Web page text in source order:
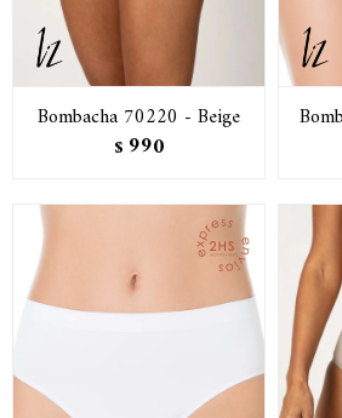
Bombacha 70220 - Beige
$ 990